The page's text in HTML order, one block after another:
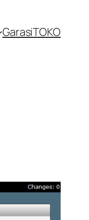
GarasiTOKO